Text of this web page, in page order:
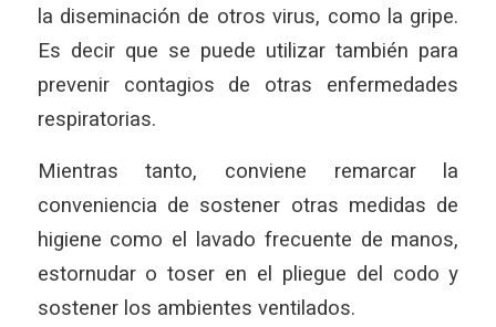
la diseminación de otros virus, como la gripe.
Es decir que se puede utilizar también para
prevenir contagios de otras enfermedades
respiratorias.
Mientras tanto, conviene remarcar la
conveniencia de sostener otras medidas de
higiene como el lavado frecuente de manos,
estornudar o toser en el pliegue del codo y
sostener los ambientes ventilados.